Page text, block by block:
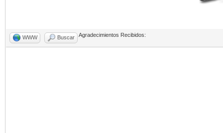
WWW Buscar Agradecimientos Recibidos: